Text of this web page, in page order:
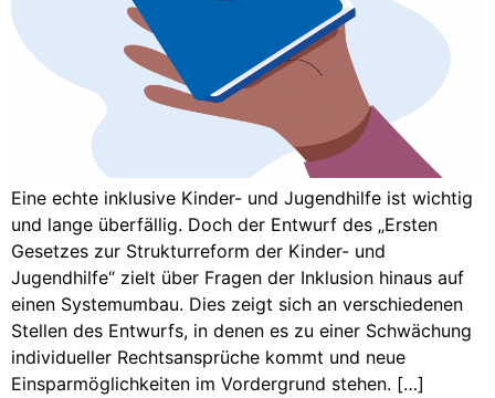
Eine echte inklusive Kinder- und Jugendhilfe ist wichtig
und lange überfällig. Doch der Entwurf des „Ersten
Gesetzes zur Strukturreform der Kinder- und
Jugendhilfe“ zielt über Fragen der Inklusion hinaus auf
einen Systemumbau. Dies zeigt sich an verschiedenen
Stellen des Entwurfs, in denen es zu einer Schwächung
individueller Rechtsansprüche kommt und neue
Einsparmöglichkeiten im Vordergrund stehen. […]